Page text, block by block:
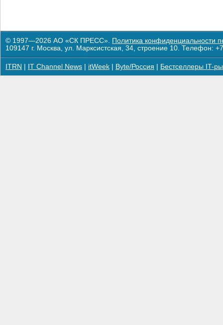
© 1997—2026 АО «СК ПРЕСС». Политика конфиденциальности
109147 г. Москва, ул. Марксистская, 34, строение 10. Телефон:
ITRN IT Channel News itWeek Byte/Россия Бестселлеры IT-